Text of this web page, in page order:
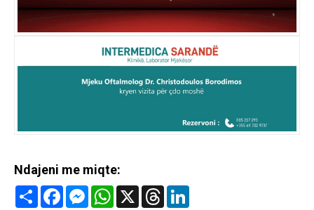
Ndajeni me miqte:
Share FacebookMessenger
WhatsApp
X Threads